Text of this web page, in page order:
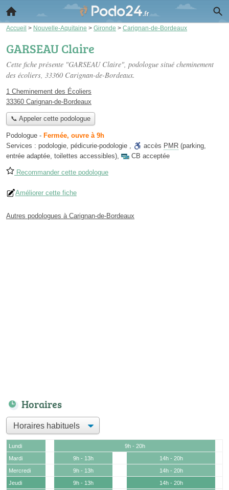
Accueil > Nouvelle-Aquitaine > Gironde > Carignan-de-Bordeaux
GARSEAU Claire
Cette fiche présente "GARSEAU Claire", podologue situé cheminement
des écoliers, 33360 Carignan-de-Bordeaux.
1 Cheminement des Écoliers
33360 Carignan-de-Bordeaux
📞 Appeler cette podologue
Podologue - Fermée, ouvre à 9h
Services : podologie, pédicurie-podologie , accès PMR (parking,
entrée adaptée, toilettes accessibles), CB acceptée
Recommander cette podologue
Améliorer cette fiche
Autres podologues à Carignan-de-Bordeaux
Horaires
Lundi
9h - 20h
Mardi
9h - 13h
14h - 20h
Mercredi
9h - 13h
14h - 20h
Jeudi
9h - 13h
14h - 20h